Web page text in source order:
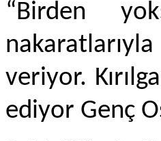
“Birden
veriyor.
ediyor Genç